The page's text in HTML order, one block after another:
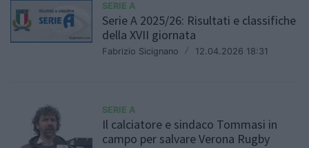
SERIE A
Serie A 2025/26: Risultati e classifiche
della XVII giornata
Fabrizio Sicignano / 12.04.2026 18:31
SERIE A
Il calciatore e sindaco Tommasi in
campo per salvare Verona Rugby